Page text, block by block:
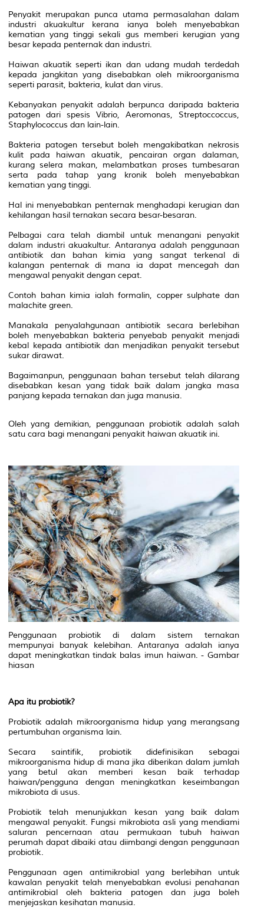
Penyakit merupakan punca utama permasalahan dalam
industri akuakultur kerana ianya boleh menyebabkan
kematian yang tinggi sekali gus memberi kerugian yang
besar kepada penternak dan industri.
Haiwan akuatik seperti ikan dan udang mudah terdedah
kepada jangkitan yang disebabkan oleh mikroorganisma
seperti parasit, bakteria, kulat dan virus.
Kebanyakan penyakit adalah berpunca daripada bakteria
patogen dari spesis Vibrio, Aeromonas, Streptoccoccus,
Staphylococcus dan lain-lain.
Bakteria patogen tersebut boleh mengakibatkan nekrosis
kulit pada haiwan akuatik, pencairan organ dalaman,
kurang selera makan, melambatkan proses tumbesaran
serta pada tahap yang kronik boleh menyebabkan
kematian yang tinggi.
Hal ini menyebabkan penternak menghadapi kerugian dan
kehilangan hasil ternakan secara besar-besaran.
Pelbagai cara telah diambil untuk menangani penyakit
dalam industri akuakultur. Antaranya adalah penggunaan
antibiotik dan bahan kimia yang sangat terkenal di
kalangan penternak di mana ia dapat mencegah dan
mengawal penyakit dengan cepat.
Contoh bahan kimia ialah formalin, copper sulphate dan
malachite green.
Manakala penyalahgunaan antibiotik secara berlebihan
boleh menyebabkan bakteria penyebab penyakit menjadi
kebal kepada antibiotik dan menjadikan penyakit tersebut
sukar dirawat.
Bagaimanpun, penggunaan bahan tersebut telah dilarang
disebabkan kesan yang tidak baik dalam jangka masa
panjang kepada ternakan dan juga manusia.
Oleh yang demikian, penggunaan probiotik adalah salah
satu cara bagi menangani penyakit haiwan akuatik ini.
Penggunaan probiotik di dalam sistem ternakan
mempunyai banyak kelebihan. Antaranya adalah ianya
dapat meningkatkan tindak balas imun haiwan. - Gambar
hiasan
Apa itu probiotik?
Probiotik adalah mikroorganisma hidup yang merangsang
pertumbuhan organisma lain.
Secara saintifik, probiotik didefinisikan sebagai
mikroorganisma hidup di mana jika diberikan dalam jumlah
yang betul akan memberi kesan baik terhadap
haiwan/pengguna dengan meningkatkan keseimbangan
mikrobiota di usus.
Probiotik telah menunjukkan kesan yang baik dalam
mengawal penyakit. Fungsi mikrobiota asli yang mendiami
saluran pencernaan atau permukaan tubuh haiwan
perumah dapat dibaiki atau diimbangi dengan penggunaan
probiotik.
Penggunaan agen antimikrobial yang berlebihan untuk
kawalan penyakit telah menyebabkan evolusi penahanan
antimikrobial oleh bakteria patogen dan juga boleh
menjejaskan kesihatan manusia.